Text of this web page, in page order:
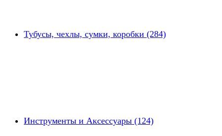
Тубусы, чехлы, сумки, коробки (284)
Инструменты и Аксессуары (124)